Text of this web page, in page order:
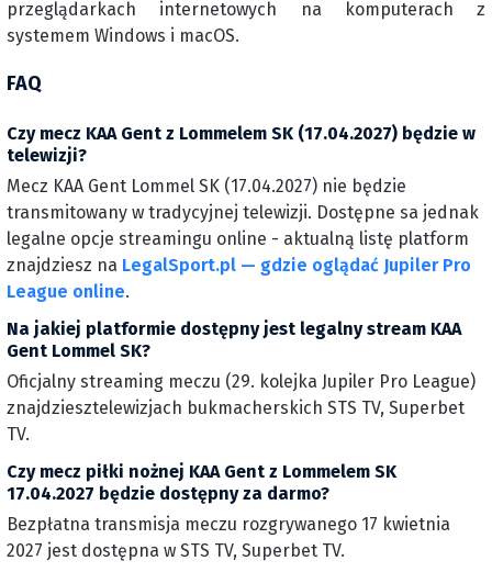
przeglądarkach internetowych na komputerach z
systemem Windows i macOS.
FAQ
Czy mecz KAA Gent z Lommelem SK (17.04.2027) będzie w
telewizji?
Mecz KAA Gent Lommel SK (17.04.2027) nie będzie
transmitowany w tradycyjnej telewizji. Dostępne sa jednak
legalne opcje streamingu online - aktualną listę platform
znajdziesz na LegalSport.pl — gdzie oglądać Jupiler Pro
League online.
Na jakiej platformie dostępny jest legalny stream KAA
Gent Lommel SK?
Oficjalny streaming meczu (29. kolejka Jupiler Pro League)
znajdziesztelewizjach bukmacherskich STS TV, Superbet
TV.
Czy mecz piłki nożnej KAA Gent z Lommelem SK
17.04.2027 będzie dostępny za darmo?
Bezpłatna transmisja meczu rozgrywanego 17 kwietnia
2027 jest dostępna w STS TV, Superbet TV.